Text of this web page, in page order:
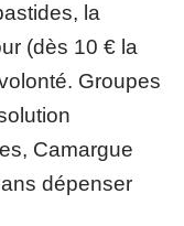
la
(dès 10 € la
Groupes
Camargue
dépenser